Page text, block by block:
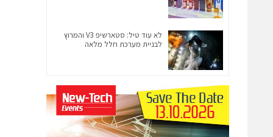
לא עוד טיל: סטארשיפ V3 והמרוץ
לבניית מערכת חלל מלאה